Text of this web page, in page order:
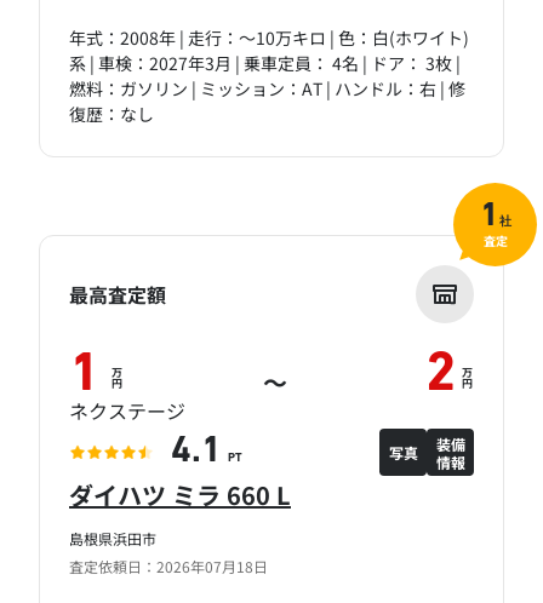
年式：2008年 | 走行：～10万キロ | 色：白(ホワイト)
系 | 車検：2027年3月 | 乗車定員： 4名 | ドア： 3枚 |
燃料：ガソリン | ミッション：AT | ハンドル：右 | 修
復歴：なし
島根県浜田市
査定依頼日：2026年07月18日
ダイハツ ミラ 660 L
最高査定額
1 万
円 ～ 2 万
円
ネクステージ
4.1 PT 写真
装備
情報
1 社
査定